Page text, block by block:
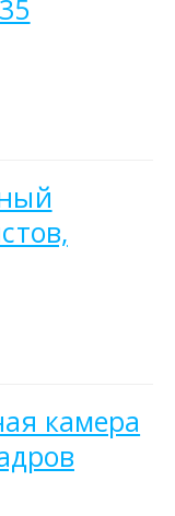
камера